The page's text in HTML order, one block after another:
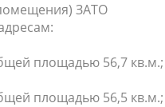
ЗАТО
площадью 56,7 кв.м.;
площадью 56,5 кв.м.;